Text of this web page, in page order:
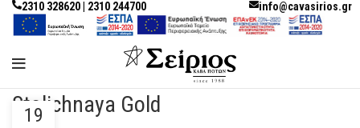
2310 328620 | 2310 244700 info@cavasirios.gr
Stolichnaya Gold
19